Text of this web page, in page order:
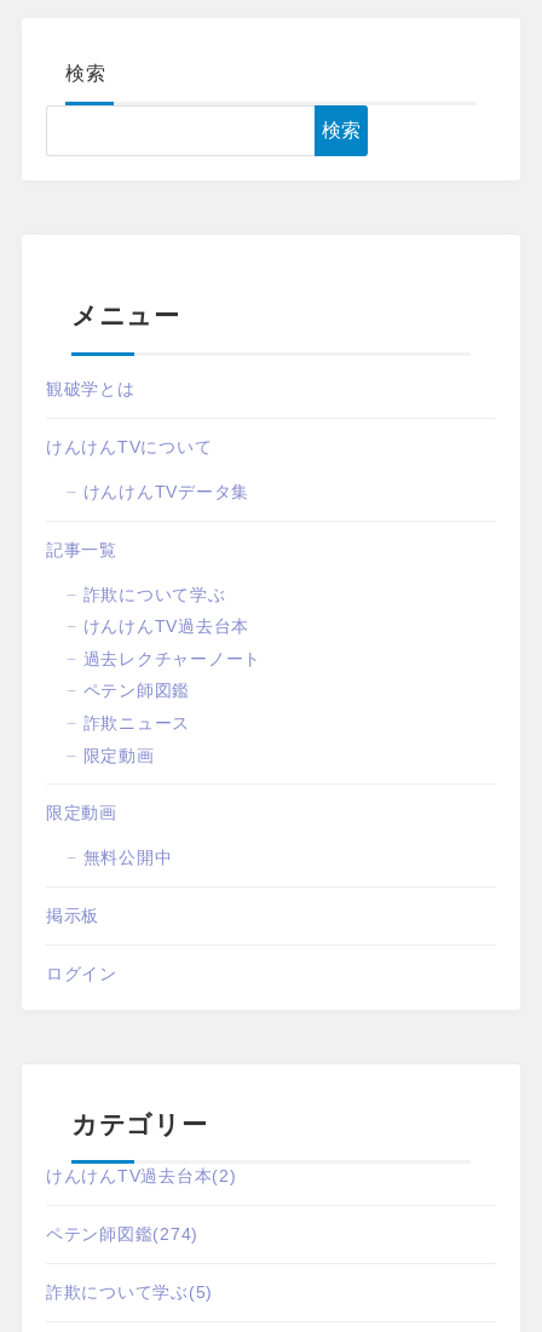
検索
検索
メニュー
観破学とは
けんけんTVについて
けんけんTVデータ集
記事一覧
詐欺について学ぶ
けんけんTV過去台本
過去レクチャーノート
ペテン師図鑑
詐欺ニュース
限定動画
限定動画
無料公開中
掲示板
ログイン
カテゴリー
けんけんTV過去台本(2)
ペテン師図鑑(274)
詐欺について学ぶ(5)